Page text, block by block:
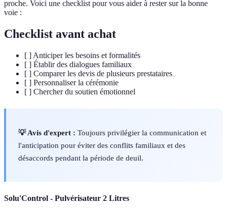
proche. Voici une checklist pour vous aider à rester sur la bonne
voie :
Checklist avant achat
[ ] Anticiper les besoins et formalités
[ ] Établir des dialogues familiaux
[ ] Comparer les devis de plusieurs prestataires
[ ] Personnaliser la cérémonie
[ ] Chercher du soutien émotionnel
💡 Avis d'expert : Toujours privilégier la communication et
l'anticipation pour éviter des conflits familiaux et des
désaccords pendant la période de deuil.
Solu'Control - Pulvérisateur 2 Litres